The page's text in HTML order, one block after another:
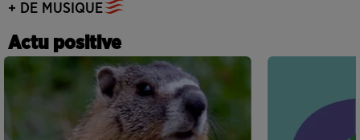
+ DE MUSIQUE
Actu positive